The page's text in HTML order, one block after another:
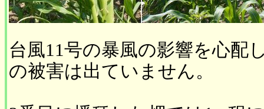
台風11号の暴風の影響を心配
の被害は出ていません。